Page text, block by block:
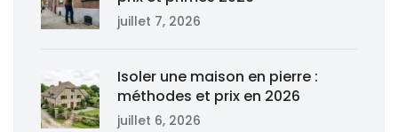
juillet 7, 2026
Isoler une maison en pierre :
méthodes et prix en 2026
juillet 6, 2026